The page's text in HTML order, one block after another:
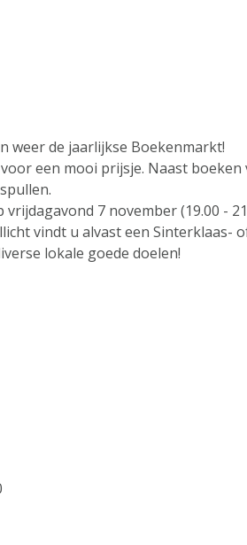
weer de jaarlijkse Boekenmarkt!
een mooi prijsje. Naast boeken
7 november (19.00 -
vindt u alvast een Sinterklaas-
lokale goede doelen!